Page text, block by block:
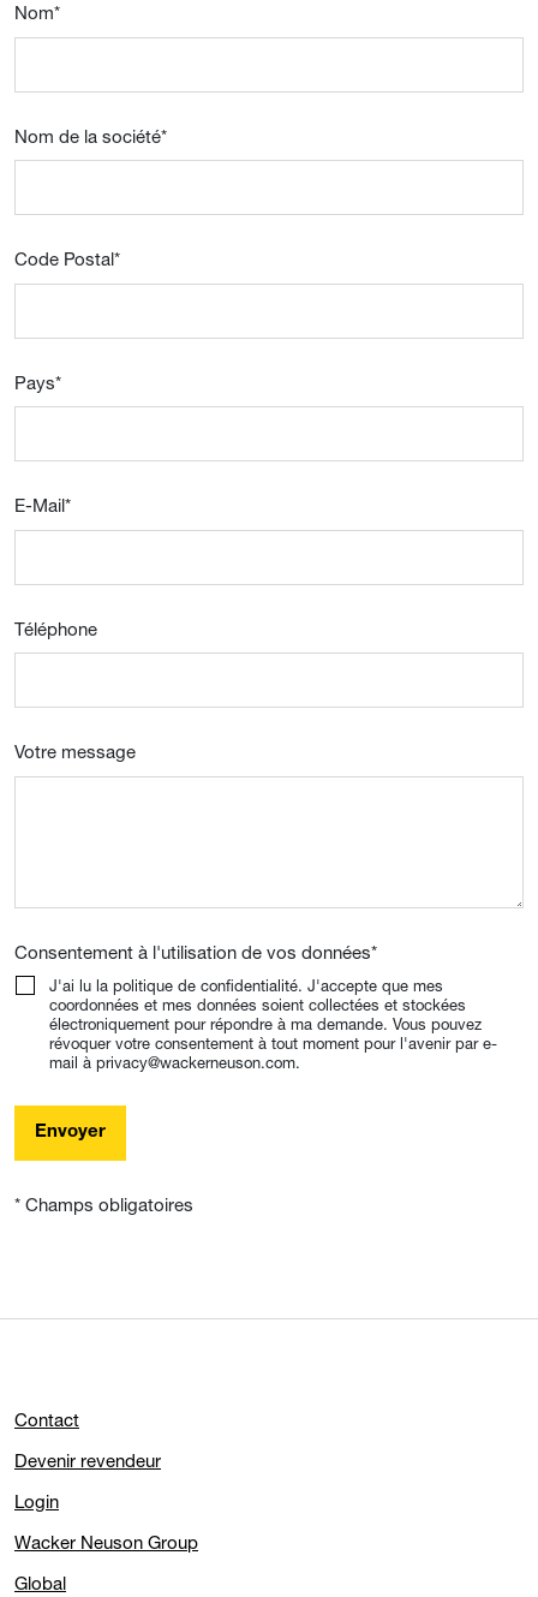
Nom*
Nom de la société*
Code Postal*
Pays*
E-Mail*
Téléphone
Votre message
Consentement à l'utilisation de vos données*
J'ai lu la politique de confidentialité. J'accepte que mes
coordonnées et mes données soient collectées et stockées
électroniquement pour répondre à ma demande. Vous pouvez
révoquer votre consentement à tout moment pour l'avenir par e-
mail à privacy@wackerneuson.com.
Envoyer
* Champs obligatoires
Contact
Devenir revendeur
Login
Wacker Neuson Group
Global